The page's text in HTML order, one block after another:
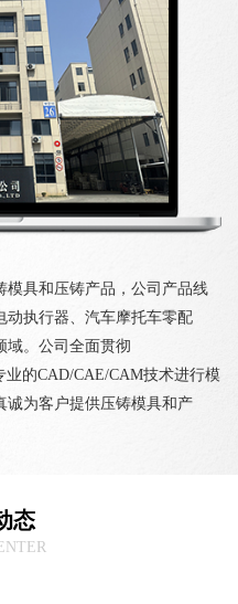
模具和压铸产品，公司产品线
动执行器、汽车摩托车零配
域。公司全面贯彻
业的CAD/CAE/CAM技术进行模
诚为客户提供压铸模具和产
态